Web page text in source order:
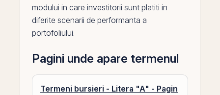
modului in care investitorii sunt platiti in
diferite scenarii de performanta a
portofoliului.
Pagini unde apare termenul
Termeni bursieri - Litera "A" - Pagin